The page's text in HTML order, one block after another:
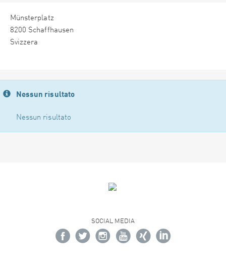
Münsterplatz
8200 Schaffhausen
Svizzera
Nessun risultato
Nessun risultato
SOCIAL MEDIA